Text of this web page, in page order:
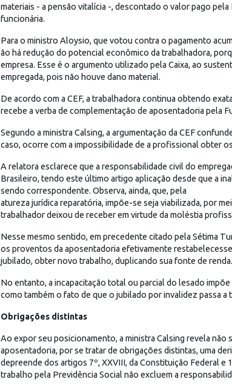
materiais - a pensão vitalícia -, descontado o valor pago
funcionária.
Para o ministro Aloysio, que votou contra o pagamento
ão há redução do potencial econômico da trabalhadora,
empresa. Esse é o argumento utilizado pela Caixa, ao
empregada, pois não houve dano material.
De acordo com a CEF, a trabalhadora continua obtendo
recebe a verba de complementação de aposentadoria pela
Segundo a ministra Calsing, a argumentação da CEF
caso, ocorre com a impossibilidade de a profissional obter
A relatora esclarece que a responsabilidade civil do
Brasileiro, tendo este último artigo aplicação desde que a
sendo correspondente. Observa, ainda, que, pela
atureza jurídica reparatória, impõe-se seja viabilizada, por
trabalhador deixou de receber em virtude da moléstia
Nesse mesmo sentido, em precedente citado pela Sétima
os proventos da aposentadoria efetivamente
jubilado, obter novo trabalho, duplicando sua fonte de renda.
No entanto, a incapacitação total ou parcial do lesado
como também o fato de que o jubilado por invalidez passa
Obrigações distintas
Ao expor seu posicionamento, a ministra Calsing revela
aposentadoria, por se tratar de obrigações distintas, uma
depreende dos artigos 7º, XXVIII, da Constituição Federal
trabalho pela Previdência Social não excluem a